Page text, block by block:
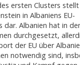
ersten Clusters stellt
in Albaniens EU-
Albanien hat in
durchgesetzt,
der EU über
notwendig sind,